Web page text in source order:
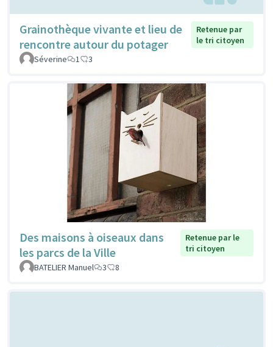
Grainothèque vivante et lieu de
rencontre autour du potager
Retenue par
le tri citoyen
Séverine
1 3
Des maisons à oiseaux dans
les parcs de la Ville
Retenue par le
tri citoyen
BATELIER Manuel
3 8